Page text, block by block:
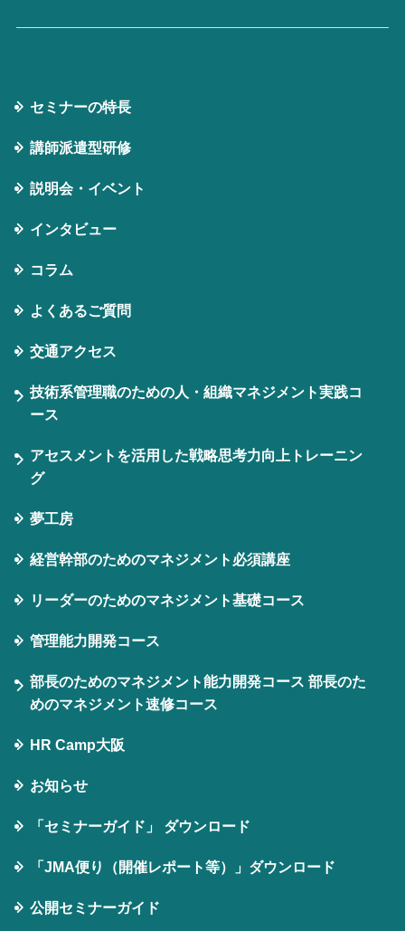
セミナーの特⻑
講師派遣型研修
説明会・イベント
インタビュー
コラム
よくあるご質問
交通アクセス
技術系管理職のための人・組織マネジメント実践コ
ース
アセスメントを活用した戦略思考力向上トレーニン
グ
夢工房
経営幹部のためのマネジメント必須講座
リーダーのためのマネジメント基礎コース
管理能力開発コース
部長のためのマネジメント能力開発コース 部長のた
めのマネジメント速修コース
HR Camp大阪
お知らせ
「セミナーガイド」 ダウンロード
「JMA便り（開催レポート等）」ダウンロード
公開セミナーガイド